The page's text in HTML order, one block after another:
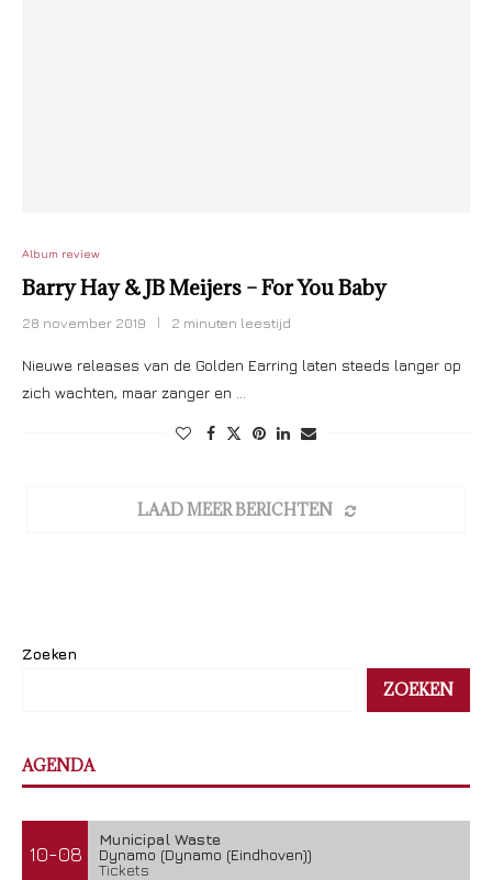
Album review
Barry Hay & JB Meijers – For You Baby
28 november 2019 2 minuten leestijd
Nieuwe releases van de Golden Earring laten steeds langer op
zich wachten, maar zanger en …
LAAD MEER BERICHTEN
Zoeken
ZOEKEN
AGENDA
10-08
Municipal Waste
Dynamo (Dynamo (Eindhoven))
Tickets